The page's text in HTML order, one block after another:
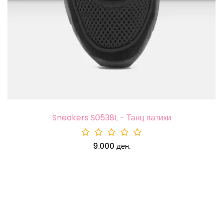
Sneakers S0538L - Танц патики
9.000 ден.